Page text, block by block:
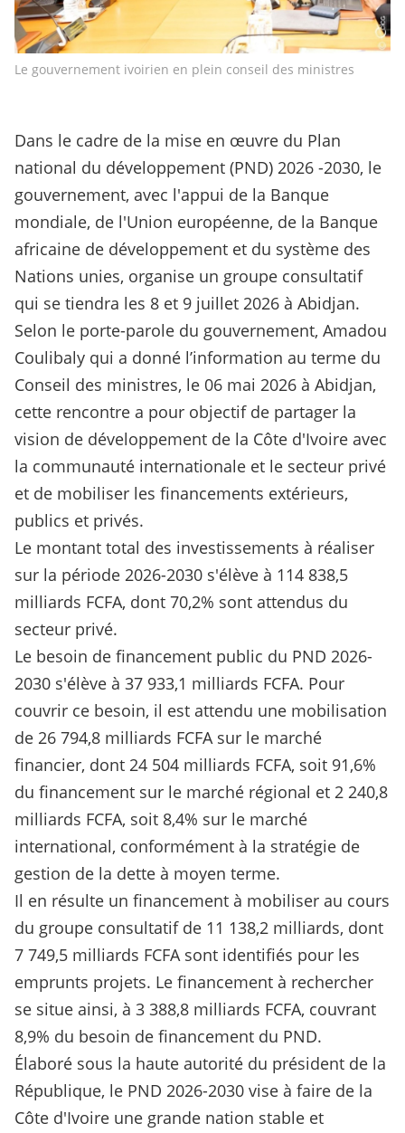
Le gouvernement ivoirien en plein conseil des ministres
Dans le cadre de la mise en œuvre du Plan
national du développement (PND) 2026 -2030, le
gouvernement, avec l'appui de la Banque
mondiale, de l'Union européenne, de la Banque
africaine de développement et du système des
Nations unies, organise un groupe consultatif
qui se tiendra les 8 et 9 juillet 2026 à Abidjan.
Selon le porte-parole du gouvernement, Amadou
Coulibaly qui a donné l’information au terme du
Conseil des ministres, le 06 mai 2026 à Abidjan,
cette rencontre a pour objectif de partager la
vision de développement de la Côte d'Ivoire avec
la communauté internationale et le secteur privé
et de mobiliser les financements extérieurs,
publics et privés.
Le montant total des investissements à réaliser
sur la période 2026-2030 s'élève à 114 838,5
milliards FCFA, dont 70,2% sont attendus du
secteur privé.
Le besoin de financement public du PND 2026-
2030 s'élève à 37 933,1 milliards FCFA. Pour
couvrir ce besoin, il est attendu une mobilisation
de 26 794,8 milliards FCFA sur le marché
financier, dont 24 504 milliards FCFA, soit 91,6%
du financement sur le marché régional et 2 240,8
milliards FCFA, soit 8,4% sur le marché
international, conformément à la stratégie de
gestion de la dette à moyen terme.
Il en résulte un financement à mobiliser au cours
du groupe consultatif de 11 138,2 milliards, dont
7 749,5 milliards FCFA sont identifiés pour les
emprunts projets. Le financement à rechercher
se situe ainsi, à 3 388,8 milliards FCFA, couvrant
8,9% du besoin de financement du PND.
Élaboré sous la haute autorité du président de la
République, le PND 2026-2030 vise à faire de la
Côte d'Ivoire une grande nation stable et